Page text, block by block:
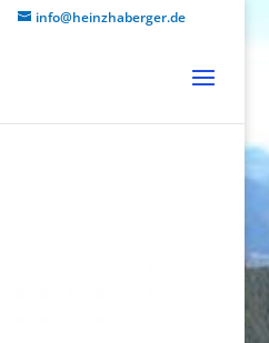
info@heinzhaberger.de